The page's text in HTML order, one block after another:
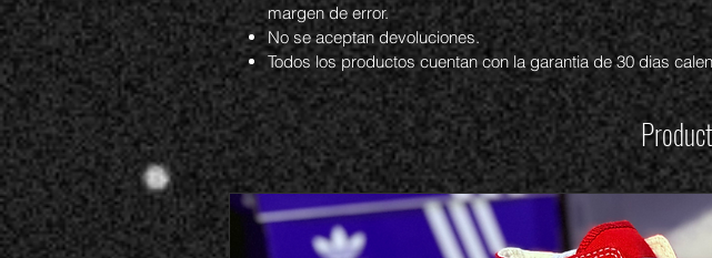
margen de error.
No se aceptan devoluciones.
Todos los productos cuentan con la garantia de 30 dias